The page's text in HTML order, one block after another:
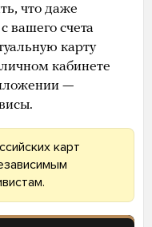
что даже
вашего счета
карту
кабинете
—
карт